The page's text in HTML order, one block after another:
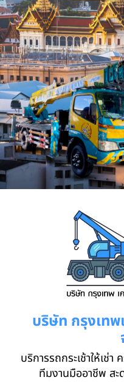
บริษัท กรุงเท
บริการรถกระเช้าให้เช่
ทีมงานมืออาชีพ สะ